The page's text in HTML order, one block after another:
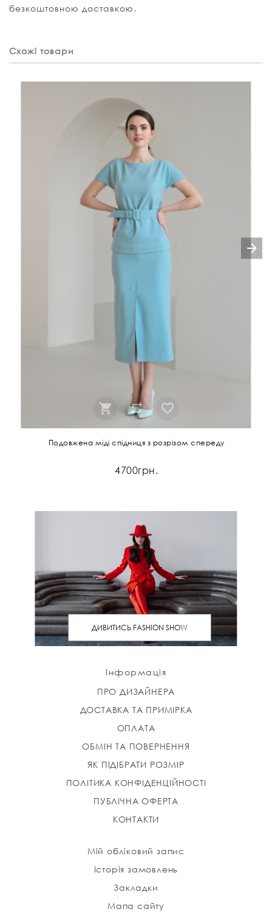
безкоштовною доставкою.
Схожі товари
Подовжена міді спідниця з розрізом спереду
4700грн.
ДИВИТИСЬ FASHION SHOW
Інформація
ПРО ДИЗАЙНЕРА
ДОСТАВКА ТА ПРИМІРКА
ОПЛАТА
ОБМІН ТА ПОВЕРНЕННЯ
ЯК ПІДІБРАТИ РОЗМІР
ПОЛІТИКА КОНФІДЕНЦІЙНОСТІ
ПУБЛІЧНА ОФЕРТА
КОНТАКТИ
Мій обліковий запис
Історія замовлень
Закладки
Мапа сайту